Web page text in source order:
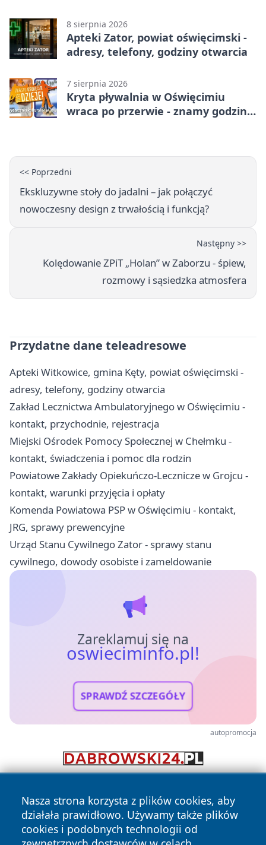
8 sierpnia 2026
Apteki Zator, powiat oświęcimski -
adresy, telefony, godziny otwarcia
7 sierpnia 2026
Kryta pływalnia w Oświęcimiu
wraca po przerwie - znamy godziny
<< Poprzedni
Ekskluzywne stoły do jadalni – jak połączyć
nowoczesny design z trwałością i funkcją?
Następny >>
Kolędowanie ZPiT „Holan” w Zaborzu - śpiew,
rozmowy i sąsiedzka atmosfera
Przydatne dane teleadresowe
Apteki Witkowice, gmina Kęty, powiat oświęcimski -
adresy, telefony, godziny otwarcia
Zakład Lecznictwa Ambulatoryjnego w Oświęcimiu -
kontakt, przychodnie, rejestracja
Miejski Ośrodek Pomocy Społecznej w Chełmku -
kontakt, świadczenia i pomoc dla rodzin
Powiatowe Zakłady Opiekuńczo-Lecznicze w Grojcu -
kontakt, warunki przyjęcia i opłaty
Komenda Powiatowa PSP w Oświęcimiu - kontakt,
JRG, sprawy prewencyjne
Urząd Stanu Cywilnego Zator - sprawy stanu
cywilnego, dowody osobiste i zameldowanie
Zareklamuj się na
oswieciminfo.pl!
SPRAWDŹ SZCZEGÓŁY
autopromocja
Nasza strona korzysta z plików cookies, aby
działała prawidłowo. Używamy także plików
cookies i podobnych technologii od